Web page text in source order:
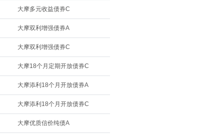
大摩多元收益债券C
大摩双利增强债券A
大摩双利增强债券C
大摩18个月定期开放债券C
大摩添利18个月开放债券A
大摩添利18个月开放债券C
大摩优质信价纯债A